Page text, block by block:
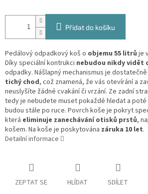
Přidat do košíku
Pedálový odpadkový koš o objemu 55 litrů je
Díky speciální kontrukci nebudou nikdy vidět
odpadky. Nášlapný mechanismus je
tichý chod, což znamená, že vás otevírání a
neuslyšíte žádné cvakání či vrzání. Ze zadní
tedy je nebudete muset pokaždé hledat a
budou stále po ruce. Povrch koše je pokryt
která eliminuje zanechávání otisků prstů,
košem. Na koše je poskytována záruka 10 let.
Detailní informace
ZEPTAT SE HLÍDAT SDÍLET